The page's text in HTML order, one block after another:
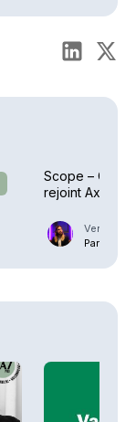
Scope –
rejoint Axa et
Vendredi
Par